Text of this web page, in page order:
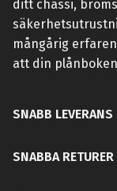
ditt chassi,
mångårig
att din
SNABB LEVERANS
SNABBA RETURER